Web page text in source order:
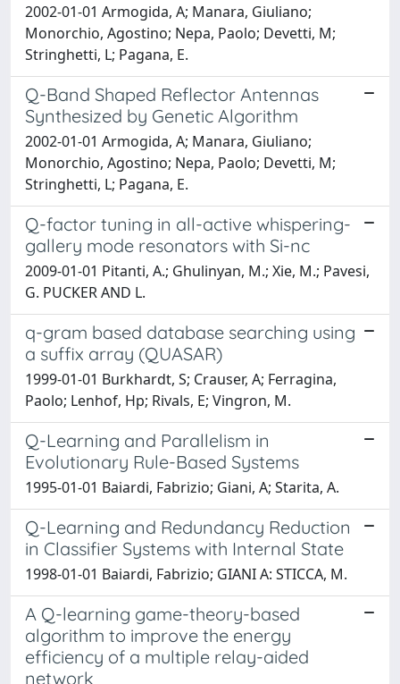
2002-01-01 Armogida, A; Manara, Giuliano;
Monorchio, Agostino; Nepa, Paolo; Devetti, M;
Stringhetti, L; Pagana, E.
Q-Band Shaped Reflector Antennas
Synthesized by Genetic Algorithm
2002-01-01 Armogida, A; Manara, Giuliano;
Monorchio, Agostino; Nepa, Paolo; Devetti, M;
Stringhetti, L; Pagana, E.
Q-factor tuning in all-active whispering-
gallery mode resonators with Si-nc
2009-01-01 Pitanti, A.; Ghulinyan, M.; Xie, M.; Pavesi,
G. PUCKER AND L.
q-gram based database searching using
a suffix array (QUASAR)
1999-01-01 Burkhardt, S; Crauser, A; Ferragina,
Paolo; Lenhof, Hp; Rivals, E; Vingron, M.
Q-Learning and Parallelism in
Evolutionary Rule-Based Systems
1995-01-01 Baiardi, Fabrizio; Giani, A; Starita, A.
Q-Learning and Redundancy Reduction
in Classifier Systems with Internal State
1998-01-01 Baiardi, Fabrizio; GIANI A: STICCA, M.
A Q-learning game-theory-based
algorithm to improve the energy
efficiency of a multiple relay-aided
network